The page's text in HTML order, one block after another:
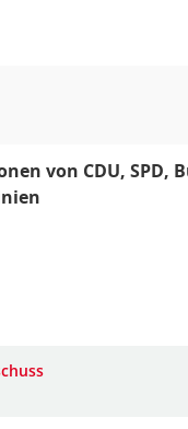
von CDU, SPD,